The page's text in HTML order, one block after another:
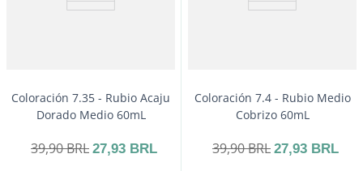
Coloración 7.35 - Rubio Acaju
Dorado Medio 60mL
39,90BRL 27,93 BRL
Coloración 7.4 - Rubio Medio
Cobrizo 60mL
39,90BRL 27,93 BRL